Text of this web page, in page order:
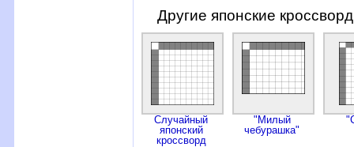
Другие японские
Случайный
японский
кроссворд
"Милый
чебурашка"